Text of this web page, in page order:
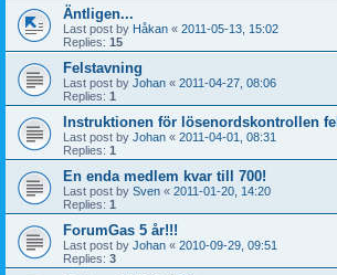
Äntligen...
Last post by Håkan « 2011-05-13, 15:02
Replies: 15
Felstavning
Last post by Johan « 2011-04-27, 08:06
Replies: 1
Instruktionen för lösenordskontrollen fel
Last post by Johan « 2011-04-01, 08:31
Replies: 1
En enda medlem kvar till 700!
Last post by Sven « 2011-01-20, 14:20
Replies: 1
ForumGas 5 år!!!
Last post by Johan « 2010-09-29, 09:51
Replies: 3